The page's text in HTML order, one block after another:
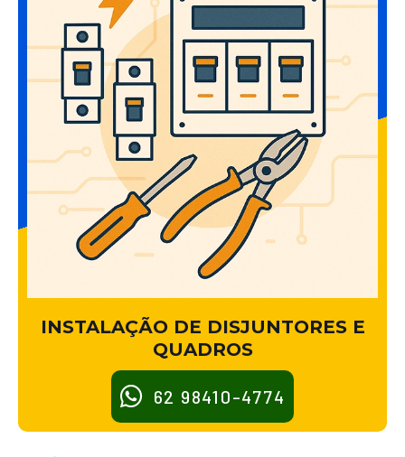
INSTALAÇÃO DE DISJUNTORES E
QUADROS
62 98410-4774